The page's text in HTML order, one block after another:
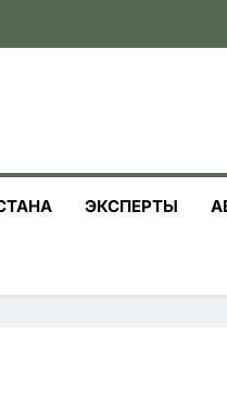
ЭКСПЕРТЫ